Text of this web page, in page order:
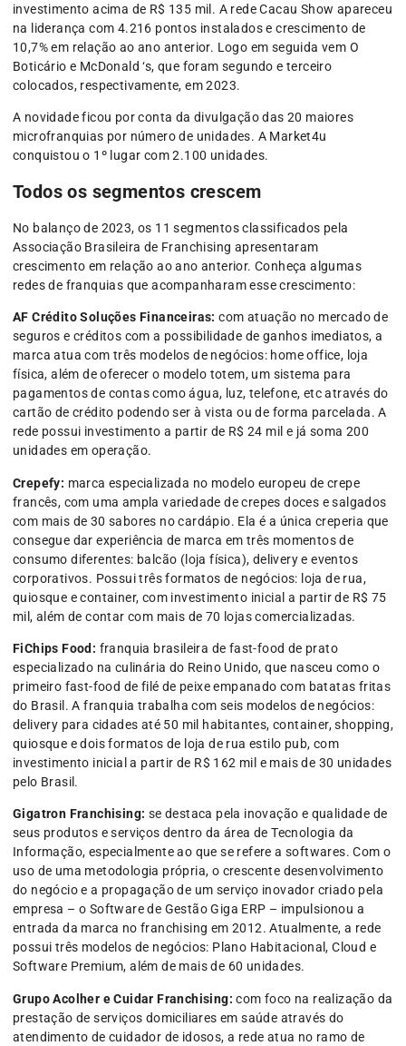
investimento acima de R$ 135 mil. A rede Cacau Show apareceu
na liderança com 4.216 pontos instalados e crescimento de
10,7% em relação ao ano anterior. Logo em seguida vem O
Boticário e McDonald ‘s, que foram segundo e terceiro
colocados, respectivamente, em 2023.
A novidade ficou por conta da divulgação das 20 maiores
microfranquias por número de unidades. A Market4u
conquistou o 1º lugar com 2.100 unidades.
Todos os segmentos crescem
No balanço de 2023, os 11 segmentos classificados pela
Associação Brasileira de Franchising apresentaram
crescimento em relação ao ano anterior. Conheça algumas
redes de franquias que acompanharam esse crescimento:
AF Crédito Soluções Financeiras: com atuação no mercado de
seguros e créditos com a possibilidade de ganhos imediatos, a
marca atua com três modelos de negócios: home office, loja
física, além de oferecer o modelo totem, um sistema para
pagamentos de contas como água, luz, telefone, etc através do
cartão de crédito podendo ser à vista ou de forma parcelada. A
rede possui investimento a partir de R$ 24 mil e já soma 200
unidades em operação.
Crepefy: marca especializada no modelo europeu de crepe
francês, com uma ampla variedade de crepes doces e salgados
com mais de 30 sabores no cardápio. Ela é a única creperia que
consegue dar experiência de marca em três momentos de
consumo diferentes: balcão (loja física), delivery e eventos
corporativos. Possui três formatos de negócios: loja de rua,
quiosque e container, com investimento inicial a partir de R$ 75
mil, além de contar com mais de 70 lojas comercializadas.
FiChips Food: franquia brasileira de fast-food de prato
especializado na culinária do Reino Unido, que nasceu como o
primeiro fast-food de filé de peixe empanado com batatas fritas
do Brasil. A franquia trabalha com seis modelos de negócios:
delivery para cidades até 50 mil habitantes, container, shopping,
quiosque e dois formatos de loja de rua estilo pub, com
investimento inicial a partir de R$ 162 mil e mais de 30 unidades
pelo Brasil.
Gigatron Franchising: se destaca pela inovação e qualidade de
seus produtos e serviços dentro da área de Tecnologia da
Informação, especialmente ao que se refere a softwares. Com o
uso de uma metodologia própria, o crescente desenvolvimento
do negócio e a propagação de um serviço inovador criado pela
empresa – o Software de Gestão Giga ERP – impulsionou a
entrada da marca no franchising em 2012. Atualmente, a rede
possui três modelos de negócios: Plano Habitacional, Cloud e
Software Premium, além de mais de 60 unidades.
Grupo Acolher e Cuidar Franchising: com foco na realização da
prestação de serviços domiciliares em saúde através do
atendimento de cuidador de idosos, a rede atua no ramo de